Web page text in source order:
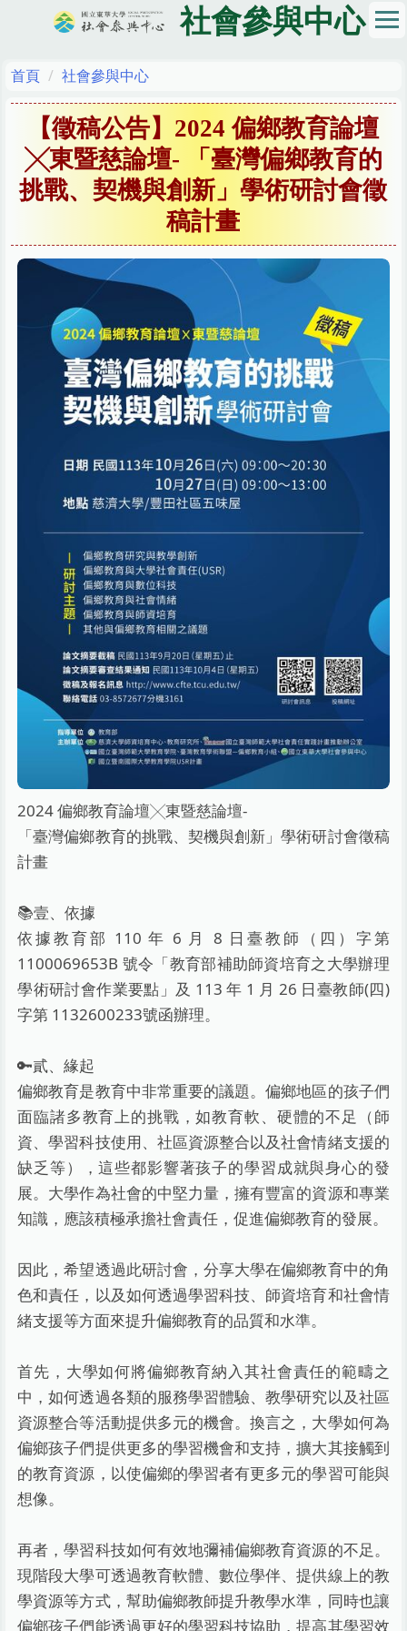
要
社會參與中心
首頁 社會參與中心
【徵稿公告】2024 偏鄉教育論壇
╳東暨慈論壇- 「臺灣偏鄉教育的
挑戰、契機與創新」學術研討會徵
稿計畫
2024 偏鄉教育論壇╳東暨慈論壇-
「臺灣偏鄉教育的挑戰、契機與創新」學術研討會徵稿
計畫
📚️壹、依據
依據教育部 110 年 6 月 8 日臺教師（四）字第
1100069653B 號令「教育部補助師資培育之大學辦理
學術研討會作業要點」及 113 年 1 月 26 日臺教師(四)
字第 1132600233號函辦理。
🔑貳、緣起
偏鄉教育是教育中非常重要的議題。偏鄉地區的孩子們
面臨諸多教育上的挑戰，如教育軟、硬體的不足（師
資、學習科技使用、社區資源整合以及社會情緒支援的
缺乏等），這些都影響著孩子的學習成就與身心的發
展。大學作為社會的中堅力量，擁有豐富的資源和專業
知識，應該積極承擔社會責任，促進偏鄉教育的發展。
因此，希望透過此研討會，分享大學在偏鄉教育中的角
色和責任，以及如何透過學習科技、師資培育和社會情
緒支援等方面來提升偏鄉教育的品質和水準。
首先，大學如何將偏鄉教育納入其社會責任的範疇之
中，如何透過各類的服務學習體驗、教學研究以及社區
資源整合等活動提供多元的機會。換言之，大學如何為
偏鄉孩子們提供更多的學習機會和支持，擴大其接觸到
的教育資源，以使偏鄉的學習者有更多元的學習可能與
想像。
再者，學習科技如何有效地彌補偏鄉教育資源的不足。
現階段大學可透過教育軟體、數位學伴、提供線上的教
學資源等方式，幫助偏鄉教師提升教學水準，同時也讓
偏鄉孩子們能透過更好的學習科技協助，提高其學習效